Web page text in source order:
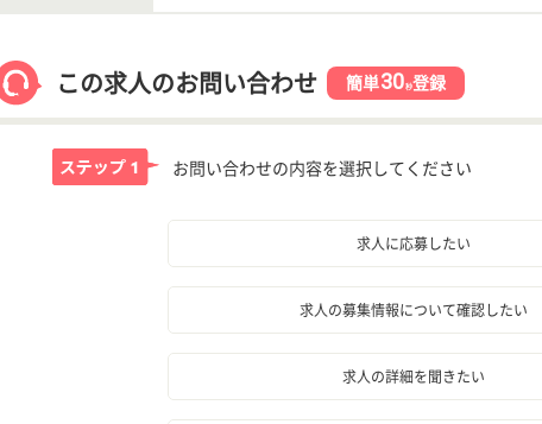
この求人のお問い合わせ 簡単30秒登録
お問い合わせの内容を選択してください
求人に応募したい
求人の募集情報について確認したい
求人の詳細を聞きたい